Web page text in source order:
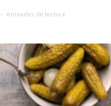
6 minutes de lecture